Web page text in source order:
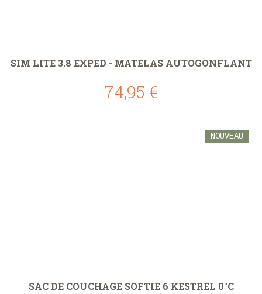
SIM LITE 3.8 EXPED - MATELAS AUTOGONFLANT
74,95 €
NOUVEAU
SAC DE COUCHAGE SOFTIE 6 KESTREL 0°C